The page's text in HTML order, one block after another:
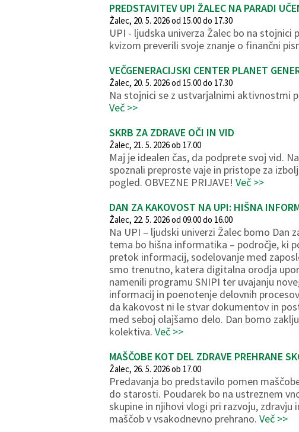
PREDSTAVITEV UPI ŽALEC NA PARADI
Žalec, 20. 5. 2026 od 15.00 do 17.30
UPI - ljudska univerza Žalec bo na
kvizom preverili svoje znanje o finančni
VEČGENERACIJSKI CENTER PLANET
Žalec, 20. 5. 2026 od 15.00 do 17.30
Na stojnici se z ustvarjalnimi aktivnostmi
Več >>
SKRB ZA ZDRAVE OČI IN VID
Žalec, 21. 5. 2026 ob 17.00
Maj je idealen čas, da podprete svoj vid.
spoznali preproste vaje in pristope za
pogled. OBVEZNE PRIJAVE!Več >>
DAN ZA KAKOVOST NA UPI: HIŠNA
Žalec, 22. 5. 2026 od 09.00 do 16.00
Na UPI – ljudski univerzi Žalec bomo
tema bo hišna informatika – področje, ki
pretok informacij, sodelovanje med
smo trenutno, katera digitalna orodja
namenili programu SNIPI ter uvajanju
informacij in poenotenje delovnih
da kakovost ni le stvar dokumentov in
med seboj olajšamo delo. Dan bomo
kolektiva.Več >>
MAŠČOBE KOT DEL ZDRAVE PREHRANE
Žalec, 26. 5. 2026 ob 17.00
Predavanja bo predstavilo pomen
do starosti. Poudarek bo na ustreznem
skupine in njihovi vlogi pri razvoju,
maščob v vsakodnevno prehrano.Več >>